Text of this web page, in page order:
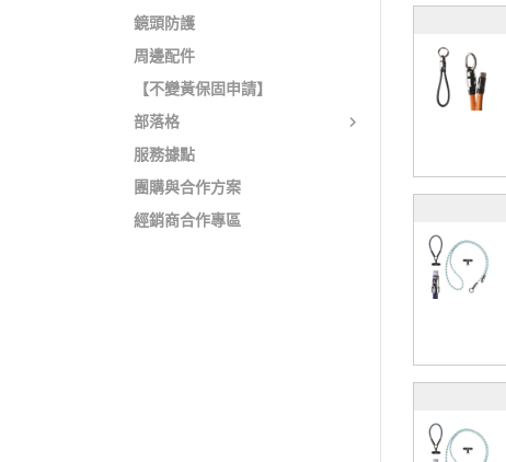
鏡頭防護
周邊配件
【不變黃保固申請】
部落格
服務據點
團購與合作方案
經銷商合作專區